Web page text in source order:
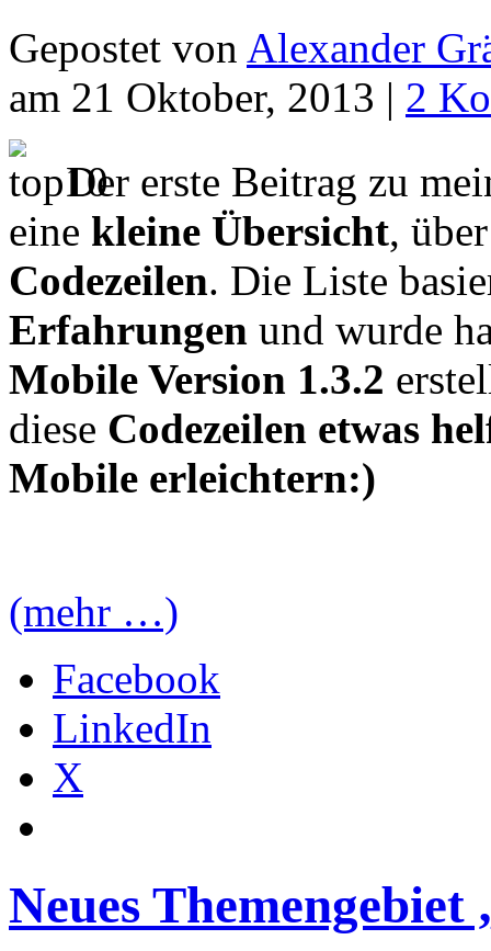
Gepostet von Alexander
am 21 Oktober, 2013 | 2
Der erste Beitrag zu
eine kleine Übersicht,
Codezeilen. Die Liste
Erfahrungen und wurde
Mobile Version 1.3.2
diese Codezeilen etwas
Mobile erleichtern:)
(mehr …)
Facebook
LinkedIn
X
Neues